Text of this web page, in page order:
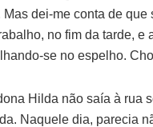
dei-me conta de
no fim da tarde, e
se no espelho.
Hilda não saía à rua
Naquele dia, parecia